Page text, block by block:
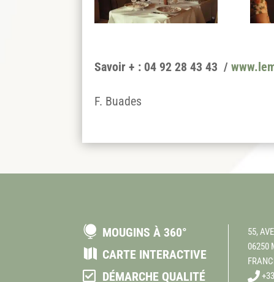
Savoir + : 04 92 28 43 43 /
F. Buades
 MOUGINS À 360°
 CARTE INTERACTIVE
 DÉMARCHE QUALITÉ
55,
06250